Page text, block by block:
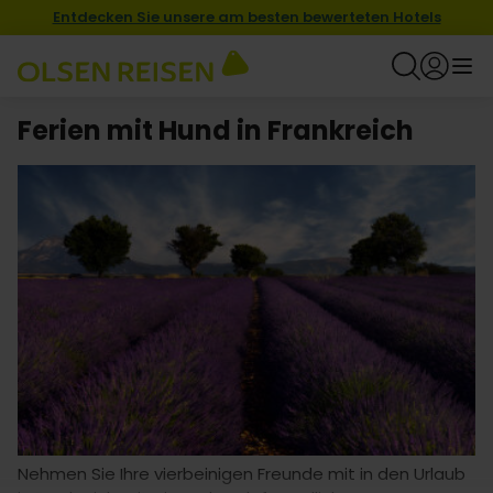
Entdecken Sie unsere am besten bewerteten Hotels
Ferien mit Hund in Frankreich
Nehmen Sie Ihre vierbeinigen Freunde mit in den Urlaub